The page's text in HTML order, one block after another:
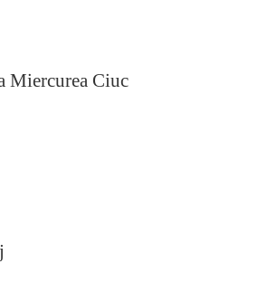
Miercurea Ciuc